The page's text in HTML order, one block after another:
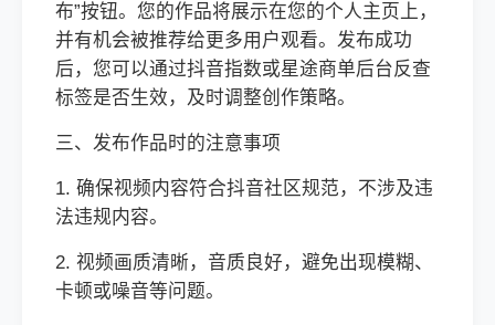
布”按钮。您的作品将展示在您的个人主页上，
并有机会被推荐给更多用户观看。发布成功
后，您可以通过抖音指数或星途商单后台反查
标签是否生效，及时调整创作策略。
三、发布作品时的注意事项
1. 确保视频内容符合抖音社区规范，不涉及违
法违规内容。
2. 视频画质清晰，音质良好，避免出现模糊、
卡顿或噪音等问题。